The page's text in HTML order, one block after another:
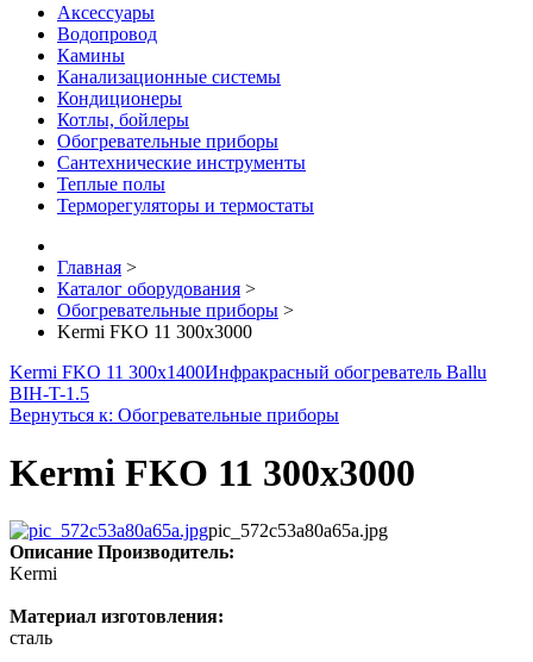
Аксессуары
Водопровод
Камины
Канализационные системы
Кондиционеры
Котлы, бойлеры
Обогревательные приборы
Сантехнические инструменты
Теплые полы
Терморегуляторы и термостаты
Главная >
Каталог оборудования >
Обогревательные приборы >
Kermi FKO 11 300x3000
Kermi FKO 11 300x1400Инфракрасный обогреватель Ballu
BIH-T-1.5
Вернуться к: Обогревательные приборы
Kermi FKO 11 300x3000
pic_572c53a80a65a.jpg
Описание Производитель:
Kermi
Материал изготовления:
сталь